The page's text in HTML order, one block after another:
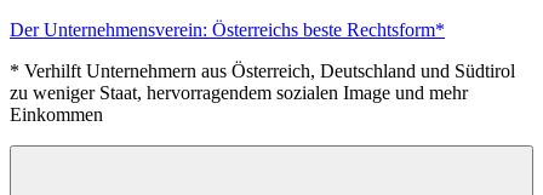
Zum
springen
Der Unternehmensverein: Österreichs beste Rechtsform*
* Verhilft Unternehmern aus Österreich, Deutschland und Südtirol
zu weniger Staat, hervorragendem sozialen Image und mehr
Einkommen